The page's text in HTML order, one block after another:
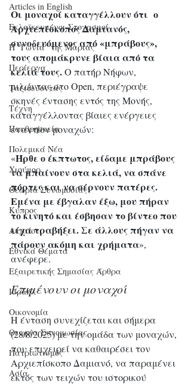
Articles in English
Εκλαϊκευμένοι Στοχασμοί
Η "Γωνιά" της Μαρίας
Περίεργα
Ταξιδεύοντας
Τέχνη
Πανθρησκεία
Πολεμικά Νέα
Χιούμορ
Θεωρία Συνωμοσίας
Κύπρος
Αιγαίο
Εθνικά Θέματα
Εξαιρετικής Σημασίας Άρθρα
Ισραήλ
Οικονομία
Θεωρία Συνομωσίας
Πατριωτισμός
Ασία
Οι μοναχοί καταγγέλλουν ότι  ο
Αρχιεπίσκοπος Δαμιανός,
συνοδευόμενος από «μπράβους»,
τους απομάκρυνε βίαια από τα
κελιά τους. Ο πατήρ Νήφων,
μιλώντας στο Open, περιέγραψε
σκηνές έντασης εντός της Μονής,
καταγγέλλοντας βίαιες ενέργειες
εναντίον μοναχών:
«Ήρθε ο έκπτωτος, είδαμε μπράβους
να μπαίνουν στα κελιά, να σπάνε
πόρτες και να σέρνουν πατέρες.
Εμένα με έβγαλαν έξω, μου πήραν
το κινητό και έσβησαν το βίντεο που
είχα τραβήξει. Σε άλλους πήγαν να
πάρουν ακόμη και χρήματα»,
ανέφερε.
Επιμένουν οι μοναχοί
Η ένταση συνεχίζεται και σήμερα
(28/8/2025) με την ομάδα των μοναχών,
που επιχειρεί να καθαιρέσει τον
Αρχιεπίσκοπο Δαμιανό, να παραμένει
εκτός των τειχών του ιστορικού